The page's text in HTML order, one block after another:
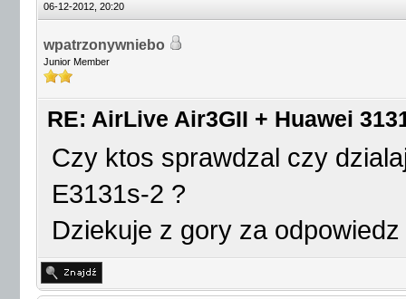
06-12-2012, 20:20
wpatrzonywniebo
Junior Member
RE: AirLive Air3GII + Huawei
Czy ktos sprawdzal czy
E3131s-2 ?
Dziekuje z gory za odpowiedz